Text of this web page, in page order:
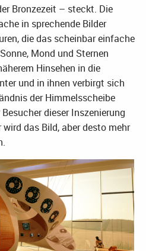
Bronzezeit – steckt. Die
in sprechende Bilder
die das scheinbar einfache
Mond und Sternen
Hinsehen in die
und in ihnen verbirgt sich
der Himmelsscheibe
dieser Inszenierung
das Bild, aber desto mehr